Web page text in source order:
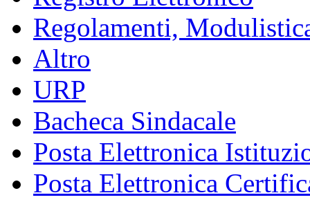
Regolamenti,
Altro
URP
Bacheca Sindacale
Posta Elettronica
Posta Elettronica